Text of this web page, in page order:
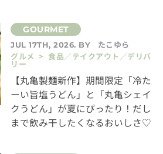
JUL 17TH, 2026. BY
たこゆら
グルメ > 食品／テイクアウト／デリバ
リー
【丸亀製麺新作】期間限定「冷た
ーい旨塩うどん」と「丸亀シェイ
クうどん」が夏にぴったり！だし
まで飲み干したくなるおいしさ♡